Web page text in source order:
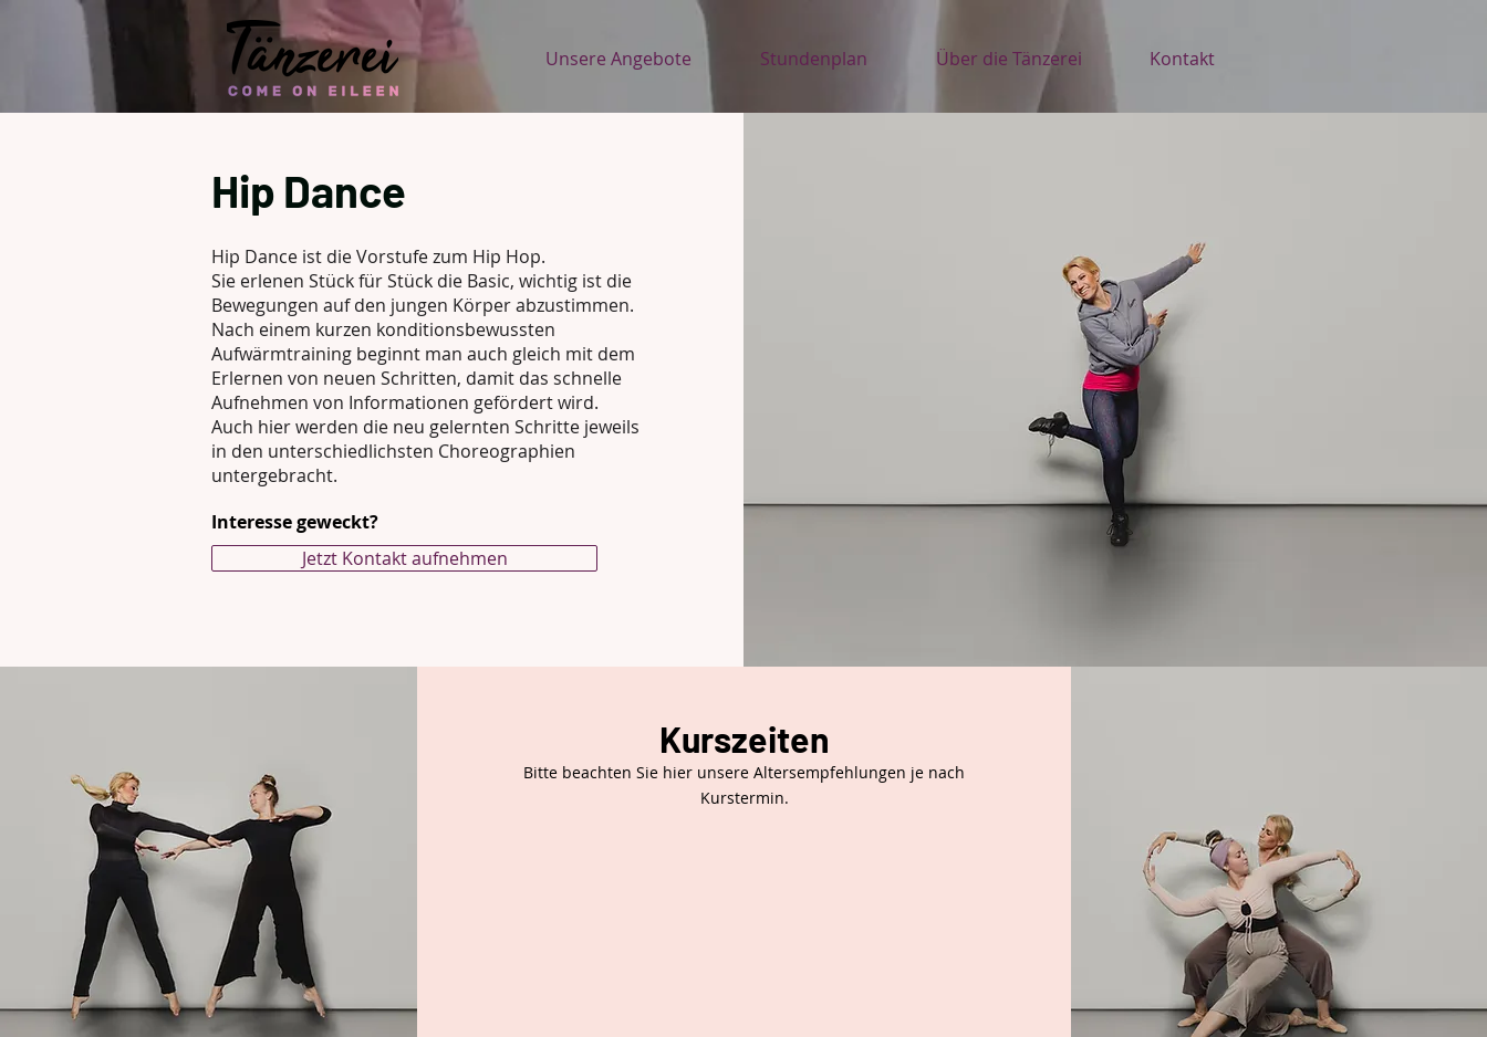
Unsere Angebote Stundenplan Über die Tänzerei Kontakt
Hip Dance
Hip Dance ist die Vorstufe zum Hip Hop.
Sie erlenen Stück für Stück die Basic, wichtig ist die
Bewegungen auf den jungen Körper abzustimmen.
Nach einem kurzen konditionsbewussten
Aufwärmtraining beginnt man auch gleich mit dem
Erlernen von neuen Schritten, damit das schnelle
Aufnehmen von Informationen gefördert wird.
Auch hier werden die neu gelernten Schritte jeweils
in den unterschiedlichsten Choreographien
untergebracht.
Interesse geweckt?
Jetzt Kontakt aufnehmen
Kurszeiten
Bitte beachten Sie hier unsere Altersempfehlungen je nach
Kurstermin.